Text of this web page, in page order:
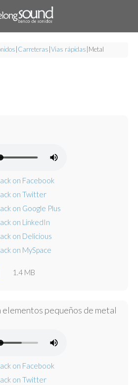
Carreteras Vias rápidas Metal
1.4 MB
elementos pequeños de metal